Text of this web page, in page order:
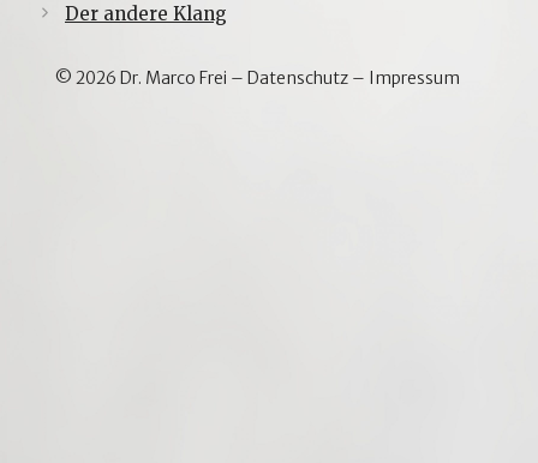
Der andere Klang
© 2026 Dr. Marco Frei – Datenschutz– Impressum